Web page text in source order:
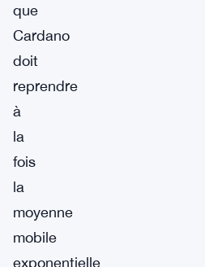
que
Cardano
doit
reprendre
à
la
fois
la
moyenne
mobile
exponentielle